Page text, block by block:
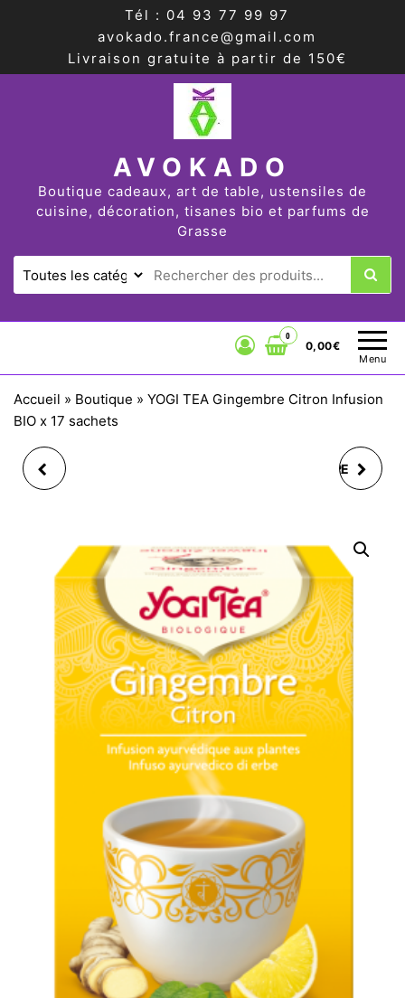
Tél : 04 93 77 99 97
avokado.france@gmail.com
Livraison gratuite à partir de 150€
AVOKADO
Boutique cadeaux, art de table, ustensiles de
cuisine, décoration, tisanes bio et parfums de
Grasse
Menu
0
0,00€
Accueil » Boutique » YOGI TEA Gingembre Citron Infusion
BIO x 17 sachets
SACHETS
YOGI TEA GINGEMBRE
SACHETS